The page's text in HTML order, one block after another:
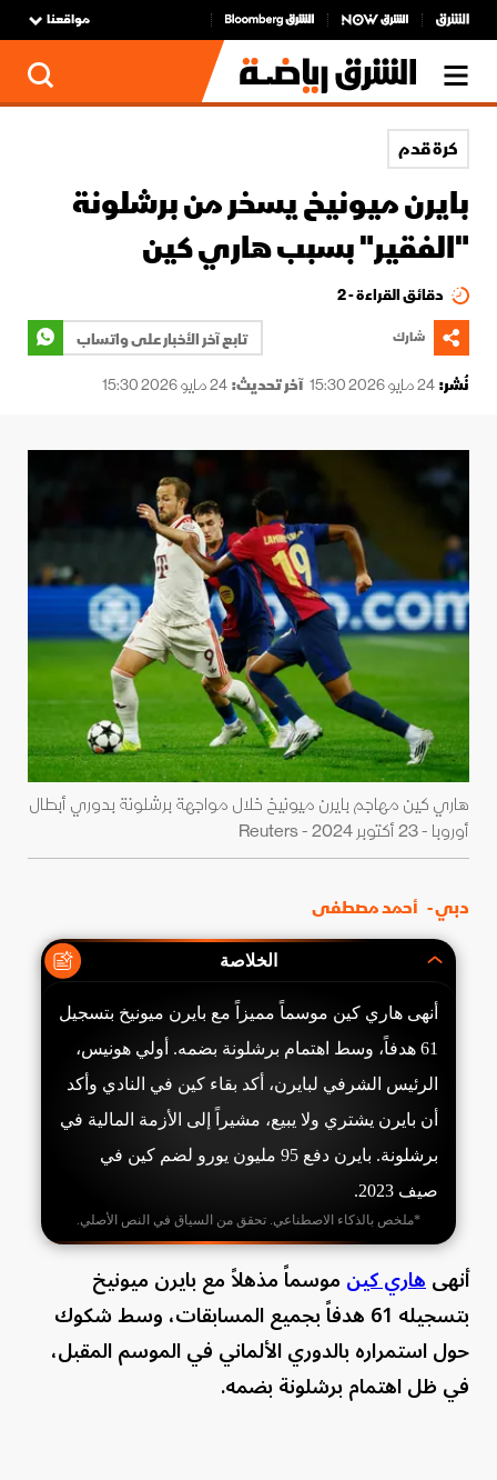
مواقعنا
كرة قدم
بايرن ميونيخ يسخر من برشلونة
"الفقير" بسبب هاري كين
دقائق القراءة - 2
شارك
تابع آخر الأخبار على واتساب
نُشر:24 مايو 2026 15:30 آخر تحديث:24 مايو 2026 15:30
هاري كين مهاجم بايرن ميونيخ خلال مواجهة برشلونة بدوري أبطال
أوروبا - 23 أكتوبر 2024 - Reuters
دبي - أحمد مصطفى
الخلاصة
أنهى هاري كين موسماً مميزاً مع بايرن ميونيخ بتسجيل
61 هدفاً، وسط اهتمام برشلونة بضمه. أولي هونيس،
الرئيس الشرفي لبايرن، أكد بقاء كين في النادي وأكد
أن بايرن يشتري ولا يبيع، مشيراً إلى الأزمة المالية في
برشلونة. بايرن دفع 95 مليون يورو لضم كين في
صيف 2023.
*ملخص بالذكاء الاصطناعي. تحقق من السياق في النص الأصلي.
أنهىهاري كينموسماً مذهلاً مع بايرن ميونيخ
بتسجيله 61 هدفاً بجميع المسابقات، وسط شكوك
حول استمراره بالدوري الألماني في الموسم المقبل،
في ظل اهتمام برشلونة بضمه.